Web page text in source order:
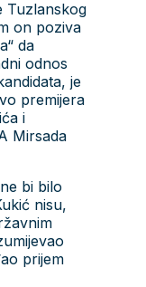
Tuzlanskog
on poziva
da
odnos
je
premijera
i
Mirsada
bi bilo
nisu,
prijem